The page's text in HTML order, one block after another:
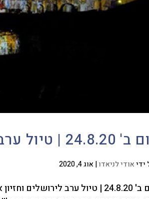
ערב לירושלים וחזיון אור קולי במגדל דוד
ידיאודי לניאדו| אוג 4, 2020
יום ב' 24.8.20 | טיול ערב